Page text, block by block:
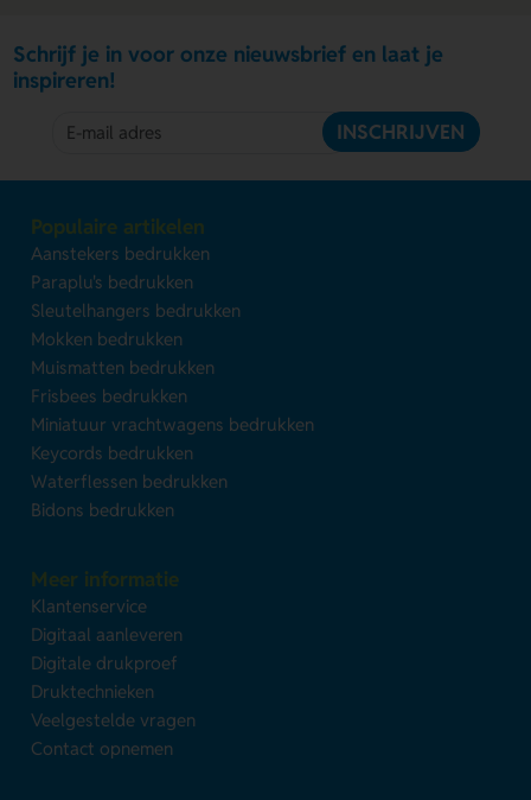
Schrijf je in voor onze nieuwsbrief en laat je
inspireren!
INSCHRIJVEN
Populaire artikelen
Aanstekers bedrukken
Paraplu's bedrukken
Sleutelhangers bedrukken
Mokken bedrukken
Muismatten bedrukken
Frisbees bedrukken
Miniatuur vrachtwagens bedrukken
Keycords bedrukken
Waterflessen bedrukken
Bidons bedrukken
Meer informatie
Klantenservice
Digitaal aanleveren
Digitale drukproef
Druktechnieken
Veelgestelde vragen
Contact opnemen